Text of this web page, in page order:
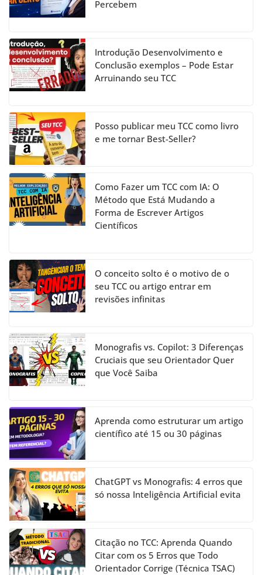
o
k
e
h
a
n
el
Percebem
Introdução Desenvolvimento e
Conclusão exemplos – Pode Estar
Arruinando seu TCC
Posso publicar meu TCC como livro
e me tornar Best-Seller?
Como Fazer um TCC com IA: O
Método que Está Mudando a
Forma de Escrever Artigos
Científicos
O conceito solto é o motivo de o
seu TCC ou artigo entrar em
revisões infinitas
Monografis vs. Copilot: 3 Diferenças
Cruciais que seu Orientador Quer
que Você Saiba
Aprenda como estruturar um artigo
científico até 15 ou 30 páginas
ChatGPT vs Monografis: 4 erros que
só nossa Inteligência Artificial evita
Citação no TCC: Aprenda Quando
Citar com os 5 Erros que Todo
Orientador Corrige (Técnica TSAC)